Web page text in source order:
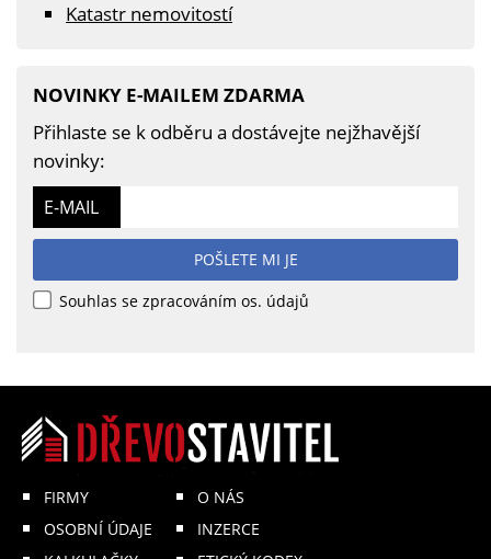
Katastr nemovitostí
NOVINKY E-MAILEM ZDARMA
Přihlaste se k odběru a dostávejte nejžhavější
novinky:
E-MAIL
POŠLETE MI JE
Souhlas se zpracováním os. údajů
FIRMY
OSOBNÍ ÚDAJE
O NÁS
INZERCE